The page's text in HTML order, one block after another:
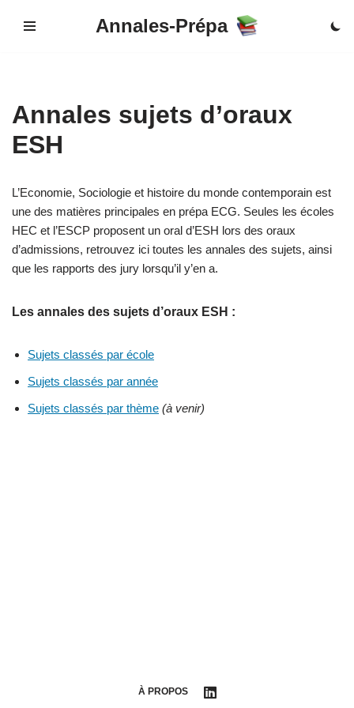
Annales-Prépa
Annales sujets d’oraux
ESH
L’Economie, Sociologie et histoire du monde contemporain est
une des matières principales en prépa ECG. Seules les écoles
HEC et l’ESCP proposent un oral d’ESH lors des oraux
d’admissions, retrouvez ici toutes les annales des sujets, ainsi
que les rapports des jury lorsqu’il y’en a.
Les annales des sujets d’oraux ESH :
Sujets classés par école
Sujets classés par année
Sujets classés par thème (à venir)
À PROPOS